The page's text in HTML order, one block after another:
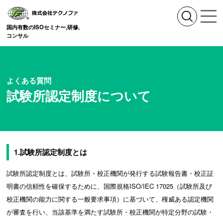
国内有数のISOセミナー,研修,
コンサル
よくある質問
試験所認定制度について
1.試験所認定制度とは
試験所認定制度とは、試験所・校正機関が発行する試験報告書・校正証
明書の信頼性を確保するために、国際規格ISO/IEC 17025（試験所及び
校正機関の能力に関する一般要求事項）に基づいて、権威ある認定機関
が審査を行い、当該基準を満たす試験所・校正機関が特定分野の試験・